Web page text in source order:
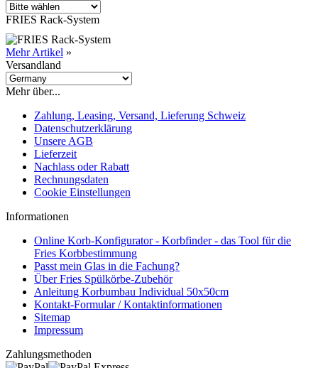
FRIES Rack-System
Mehr Artikel »
Versandland
Mehr über...
Zahlung, Leasing, Versand, Lieferung Schweiz
Datenschutzerklärung
Unsere AGB
Lieferzeit
Nachlass oder Rabatt
Rechnungsdaten
Cookie Einstellungen
Informationen
Online Korb-Konfigurator - Korbfinder - das Tool für die
Fries Korbbestimmung
Passt mein Glas in die Fachung?
Über Fries Spülkörbe-Zubehör
Anleitung Korbumbau Individual 50x50cm
Kontakt-Formular / Kontaktinformationen
Sitemap
Impressum
Zahlungsmethoden